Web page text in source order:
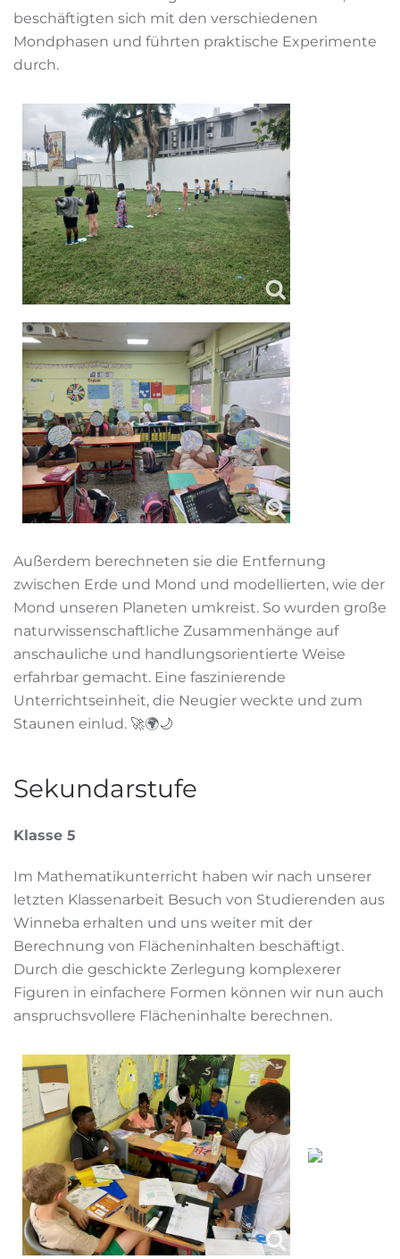
beschäftigten sich mit den verschiedenen
Mondphasen und führten praktische Experimente
durch.
Außerdem berechneten sie die Entfernung
zwischen Erde und Mond und modellierten, wie der
Mond unseren Planeten umkreist. So wurden große
naturwissenschaftliche Zusammenhänge auf
anschauliche und handlungsorientierte Weise
erfahrbar gemacht. Eine faszinierende
Unterrichtseinheit, die Neugier weckte und zum
Staunen einlud. 🚀🌍🌙
Sekundarstufe
Klasse 5
Im Mathematikunterricht haben wir nach unserer
letzten Klassenarbeit Besuch von Studierenden aus
Winneba erhalten und uns weiter mit der
Berechnung von Flächeninhalten beschäftigt.
Durch die geschickte Zerlegung komplexerer
Figuren in einfachere Formen können wir nun auch
anspruchsvollere Flächeninhalte berechnen.